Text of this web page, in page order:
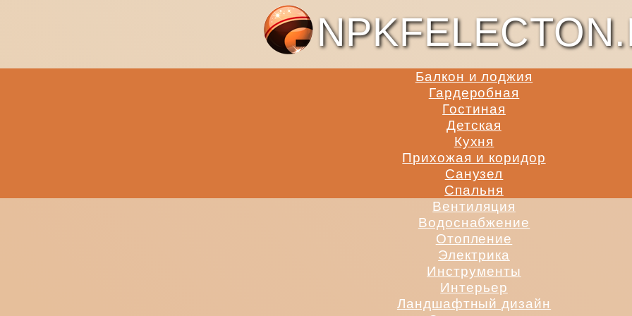
Балкон и лоджия
Гардеробная
Гостиная
Детская
Кухня
Прихожая и коридор
Санузел
Спальня
Вентиляция
Водоснабжение
Отопление
Электрика
Инструменты
Интерьер
Ландшафтный дизайн